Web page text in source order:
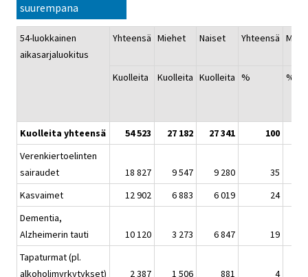
suurempana
54-luokkainen
aikasarjaluokitus
Yhteensä Miehet Naiset Yhteensä
Kuolleita Kuolleita Kuolleita % %
Kuolleita yhteensä 54 523 27 182 27 341 100
Verenkiertoelinten
sairaudet
18 827 9 547 9 280 35
Kasvaimet
12 902 6 883 6 019 24
Dementia,
Alzheimerin tauti
10 120 3 273 6 847 19
Tapaturmat (pl.
alkoholimyrkytykset)
2 387 1 506 881 4